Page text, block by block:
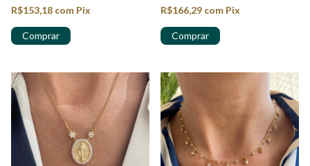
R$153,18 com Pix R$166,29 com Pix